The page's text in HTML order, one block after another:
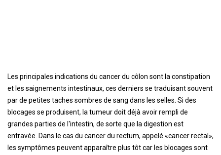
Les principales indications du cancer du côlon sont la constipation
et les saignements intestinaux, ces derniers se traduisant souvent
par de petites taches sombres de sang dans les selles. Si des
blocages se produisent, la tumeur doit déjà avoir rempli de
grandes parties de l'intestin, de sorte que la digestion est
entravée. Dans le cas du cancer du rectum, appelé «cancer rectal»,
les symptômes peuvent apparaître plus tôt car les blocages sont